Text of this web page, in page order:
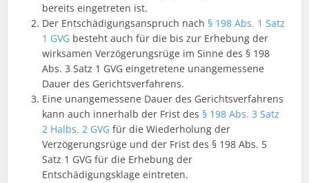
bereits eingetreten ist.
Der Entschädigungsanspruch nach § 198 Abs. 1 Satz
1 GVG besteht auch für die bis zur Erhebung der
wirksamen Verzögerungsrüge im Sinne des § 198
Abs. 3 Satz 1 GVG eingetretene unangemessene
Dauer des Gerichtsverfahrens.
Eine unangemessene Dauer des Gerichtsverfahrens
kann auch innerhalb der Frist des § 198 Abs. 3 Satz
2 Halbs. 2 GVG für die Wiederholung der
Verzögerungsrüge und der Frist des § 198 Abs. 5
Satz 1 GVG für die Erhebung der
Entschädigungsklage eintreten.